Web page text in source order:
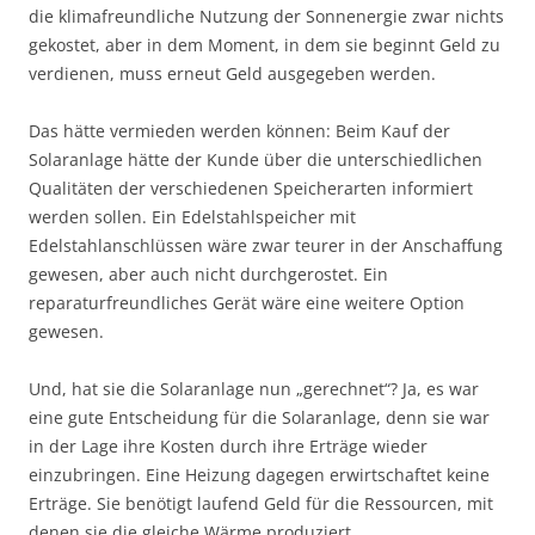
die klimafreundliche Nutzung der Sonnenergie zwar nichts
gekostet, aber in dem Moment, in dem sie beginnt Geld zu
verdienen, muss erneut Geld ausgegeben werden.
Das hätte vermieden werden können: Beim Kauf der
Solaranlage hätte der Kunde über die unterschiedlichen
Qualitäten der verschiedenen Speicherarten informiert
werden sollen. Ein Edelstahlspeicher mit
Edelstahlanschlüssen wäre zwar teurer in der Anschaffung
gewesen, aber auch nicht durchgerostet. Ein
reparaturfreundliches Gerät wäre eine weitere Option
gewesen.
Und, hat sie die Solaranlage nun „gerechnet“? Ja, es war
eine gute Entscheidung für die Solaranlage, denn sie war
in der Lage ihre Kosten durch ihre Erträge wieder
einzubringen. Eine Heizung dagegen erwirtschaftet keine
Erträge. Sie benötigt laufend Geld für die Ressourcen, mit